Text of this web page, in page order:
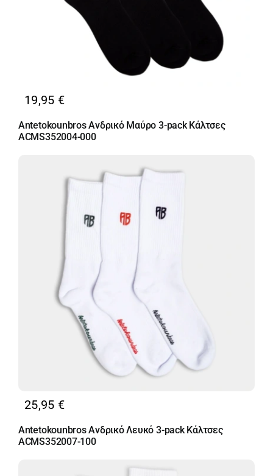
19,95 €
Antetokounbros Ανδρικό Μαύρο 3-pack Κάλτσες
ACMS352004-000
25,95 €
Antetokounbros Ανδρικό Λευκό 3-pack Κάλτσες
ACMS352007-100